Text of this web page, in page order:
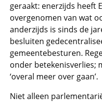
geraakt: enerzijds heeft
overgenomen van wat
anderzijds is sinds de
besluiten
gemeentebesturen.
onder betekenisverlies;
‘overal meer over gaan’.
Niet alleen